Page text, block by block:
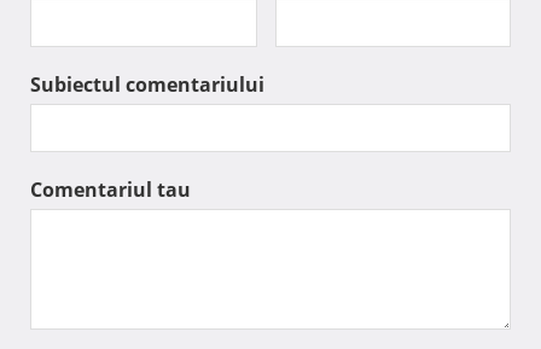
Subiectul comentariului
Comentariul tau